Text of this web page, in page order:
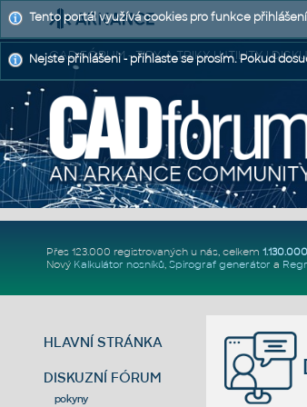
CAD FÓRUM - TIPY A TRIKY | UTILITY |
Přes 123.000 registrovaných u nás, celkem 1.130.000
Nový Kalkulátor nosníků, Spirograf generátor a
HLAVNÍ STRÁNKA
DISKUZNÍ FÓRUM
pokyny
Tento portál využívá cookies pro funkce
Nejste přihlášeni - přihlaste se prosím. Pokud